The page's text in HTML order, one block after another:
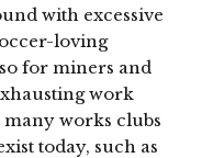
with excessive
loving
for miners and
work
works clubs
today, such as